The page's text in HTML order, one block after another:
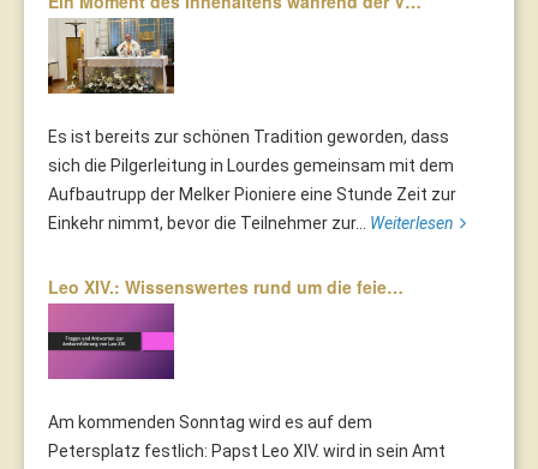
Es ist bereits zur schönen Tradition geworden, dass
sich die Pilgerleitung in Lourdes gemeinsam mit dem
Aufbautrupp der Melker Pioniere eine Stunde Zeit zur
Einkehr nimmt, bevor die Teilnehmer zur... Weiterlesen
Leo XIV.: Wissenswertes rund um die feie…
Am kommenden Sonntag wird es auf dem
Petersplatz festlich: Papst Leo XIV. wird in sein Amt